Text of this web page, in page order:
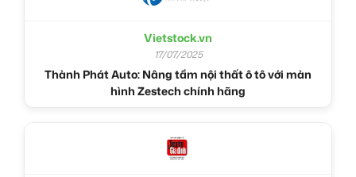
Vietstock.vn
17/07/2025
Thành Phát Auto: Nâng tầm nội thất ô tô với màn
hình Zestech chính hãng